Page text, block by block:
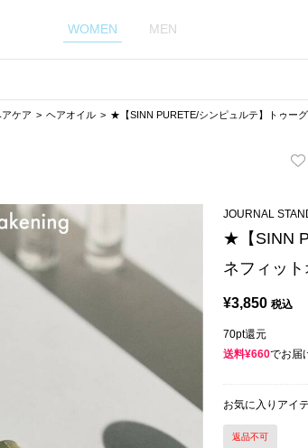
WOMEN MEN
アケア ヘアオイル ★【SINN PURETE/シンピュルテ】トゥー
JOURNAL
★【SINN
ネフィッ
¥3,850 税込
70pt還元
送料¥660でお届
お気に入りアイ
返品不可